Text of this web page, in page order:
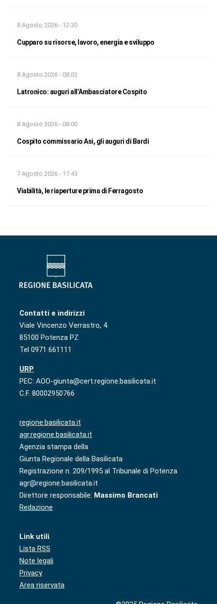
8 Agosto 2026 - 12:30
Cupparo su risorse, lavoro, energia e sviluppo
8 Agosto 2026 - 08:02
Latronico: auguri all’Ambasciatore Cospito
8 Agosto 2026 - 08:00
Cospito commissario Asi, gli auguri di Bardi
7 Agosto 2026 - 17:43
Viabilità, le riaperture prima di Ferragosto
Contatti e indirizzi
Viale Vincenzo Verrastro, 4
85100 Potenza PZ
Tel 0971 661111
URP
PEC: AOO-giunta@cert.regione.basilicata.it
C.F. 80002950766
regione.basilicata.it
agr.regione.basilicata.it
Agenzia stampa della
Giunta Regionale della Basilicata
Registrazione n. 209/1995 al Tribunale di Potenza
agr@regione.basilicata.it
Direttore responsabile: Massimo Brancati
Redazione
Link utili
Lista RSS
Note legali
Privacy
Area riservata